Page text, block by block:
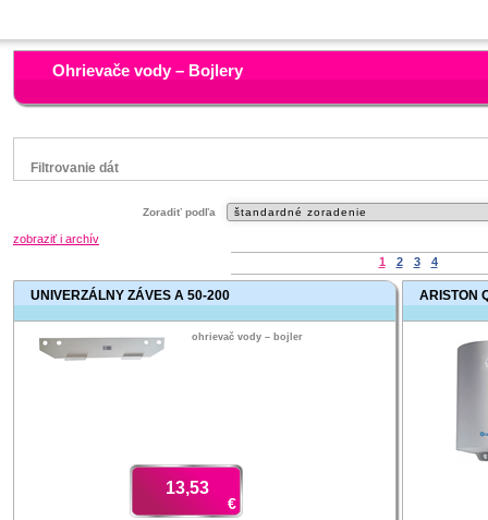
Ohrievače vody – Bojlery
Filtrovanie dát
Tatramat
Status
Zoradiť podľa
zobraziť i archív
1
2 3 4
UNIVERZÁLNY ZÁVES A 50-200
ohrievač vody – bojler
13,53
€
ARISTON